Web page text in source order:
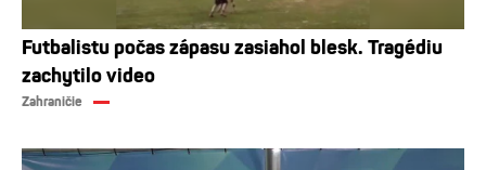
Futbalistu počas zápasu zasiahol blesk. Tragédiu
zachytilo video
Zahraničie